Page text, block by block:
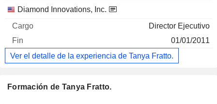
Diamond Innovations, Inc.
Director Ejecutivo
01/01/2011
Ver el detalle de la experiencia de Tanya Fratto.
Formación de Tanya Fratto.